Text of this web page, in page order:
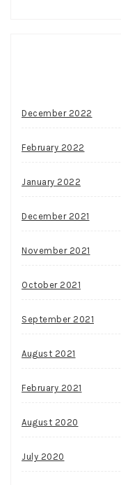
December 2022
February 2022
January 2022
December 2021
November 2021
October 2021
September 2021
August 2021
February 2021
August 2020
July 2020